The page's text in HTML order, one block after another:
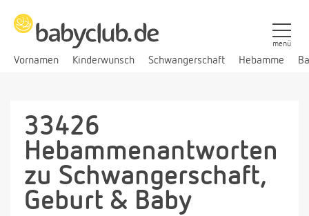
Vornamen Kinderwunsch Schwangerschaft Hebamme
menü
33426
Hebammenantworten
zu Schwangerschaft,
Geburt & Baby